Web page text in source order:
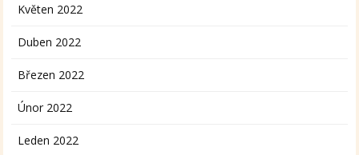
Květen 2022
Duben 2022
Březen 2022
Únor 2022
Leden 2022